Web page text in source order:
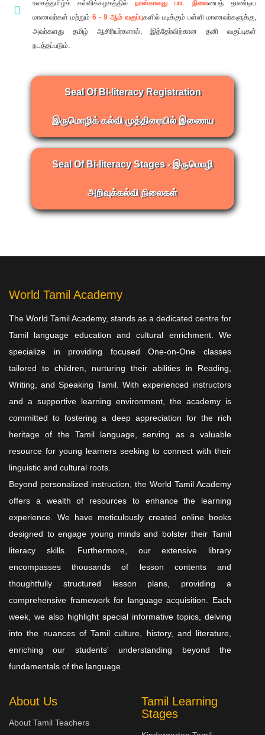
உலகத்தமிழ்க் கல்விக்கழகத்தில் நான்காவது பாட நிலையைத் தாண்டிய
மாணவர்கள் மற்றும் 6 - 9 ஆம் வகுப்புகளில் படிக்கும் பள்ளி மாணவர்களுக்கு,
அவர்களது தமிழ் ஆசிரியர்களால், இத்தேர்விற்கான தனி வகுப்புகள்
நடத்தப்படும்.
Seal Of Bi-literacy Registration
இருமொழிக் கல்வி முத்திரையில் இணைய
Seal Of Bi-literacy Stages - இருமொழி
அறிவுக்கல்வி நிலைகள்
World Tamil Academy
The World Tamil Academy, stands as a dedicated centre for
Tamil language education and cultural enrichment. We
specialize in providing focused One-on-One classes
tailored to children, nurturing their abilities in Reading,
Writing, and Speaking Tamil. With experienced instructors
and a supportive learning environment, the academy is
committed to fostering a deep appreciation for the rich
heritage of the Tamil language, serving as a valuable
resource for young learners seeking to connect with their
linguistic and cultural roots.
Beyond personalized instruction, the World Tamil Academy
offers a wealth of resources to enhance the learning
experience. We have meticulously created online books
designed to engage young minds and bolster their Tamil
literacy skills. Furthermore, our extensive library
encompasses thousands of lesson contents and
thoughtfully structured lesson plans, providing a
comprehensive framework for language acquisition. Each
week, we also highlight special informative topics, delving
into the nuances of Tamil culture, history, and literature,
enriching our students' understanding beyond the
fundamentals of the language.
About Us
About Tamil Teachers
Tamil Learning
Stages